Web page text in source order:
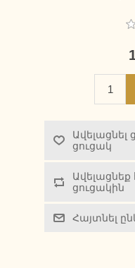
Ավելացնել
ցուցակ
Ավելացնեք
ցուցակին
Հայտնել